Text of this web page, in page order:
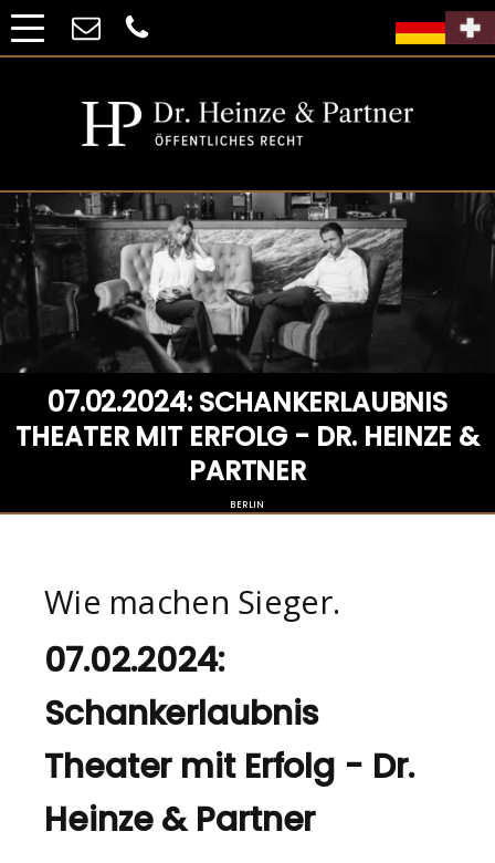
07.02.2024: SCHANKERLAUBNIS
THEATER MIT ERFOLG - DR. HEINZE &
PARTNER
BERLIN
Wie machen Sieger.
07.02.2024:
Schankerlaubnis
Theater mit Erfolg - Dr.
Heinze & Partner